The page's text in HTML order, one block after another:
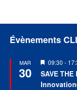
Évènements
MAR
30
Mis
en
avant
09:30 -
SAVE